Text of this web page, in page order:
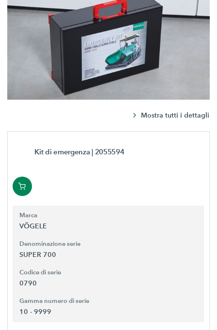
Mostra tutti i dettagli
Kit di emergenza | 2055594
Marca
VÖGELE
Denominazione serie
SUPER 700
Codice di serie
0790
Gamma numero di serie
10 - 9999